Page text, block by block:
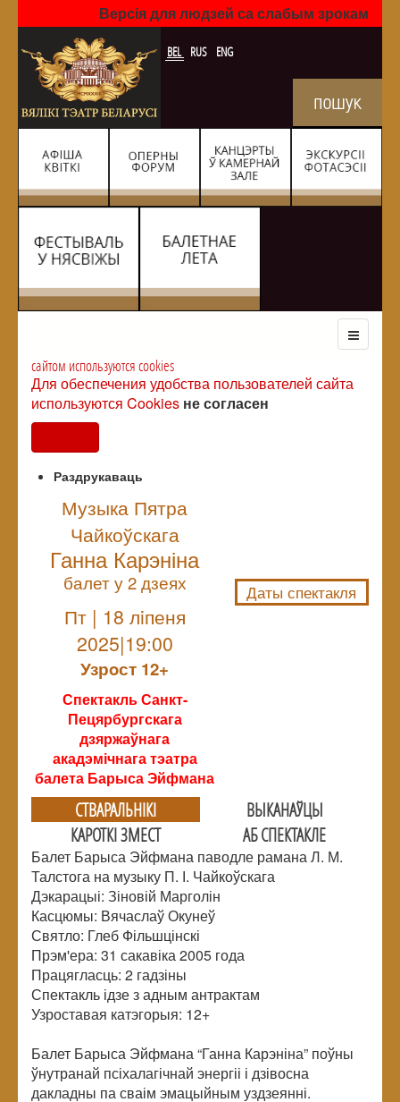
Версія для людзей са слабым зрокам
BEL RUS ENG
сайтом используются cookies
Для обеспечения удобства пользователей сайта
используются Cookies не согласен
Раздрукаваць
Музыка Пятра
Чайкоўскага
Ганна Карэніна
балет у 2 дзеях
Пт | 18 лiпеня
2025|19:00
Узрoст 12+
Спектакль Санкт-
Пецярбургскага
дзяржаўнага
акадэмічнага тэатра
балета Барыса Эйфмана
Даты спектакля
СТВАРАЛЬНIКI
ВЫКАНАЎЦЫ
КАРОТКІ ЗМЕСТ
АБ СПЕКТАКЛЕ
Балет Барыса Эйфмана паводле рамана Л. М.
Талстога на музыку П. І. Чайкоўскага
Дэкарацыі: Зіновій Марголін
Касцюмы: Вячаслаў Окунеў
Святло: Глеб Фільшцінскі
Прэм'ера: 31 сакавіка 2005 года
Працягласць: 2 гадзіны
Спектакль ідзе з адным антрактам
Узроставая катэгорыя: 12+
Балет Барыса Эйфмана “Ганна Карэніна” поўны
ўнутранай псіхалагічнай энергіі і дзівосна
дакладны па сваім эмацыйным уздзеянні.